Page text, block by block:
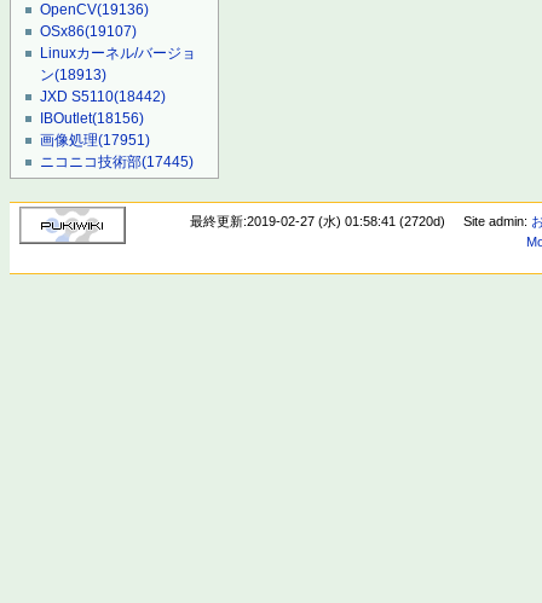
OpenCV(19136)
OSx86(19107)
Linuxカーネル/バージョ
ン(18913)
JXD S5110(18442)
IBOutlet(18156)
画像処理(17951)
ニコニコ技術部(17445)
最終更新:2019-02-27 (水) 01:58:41 (2720d) Site admin: